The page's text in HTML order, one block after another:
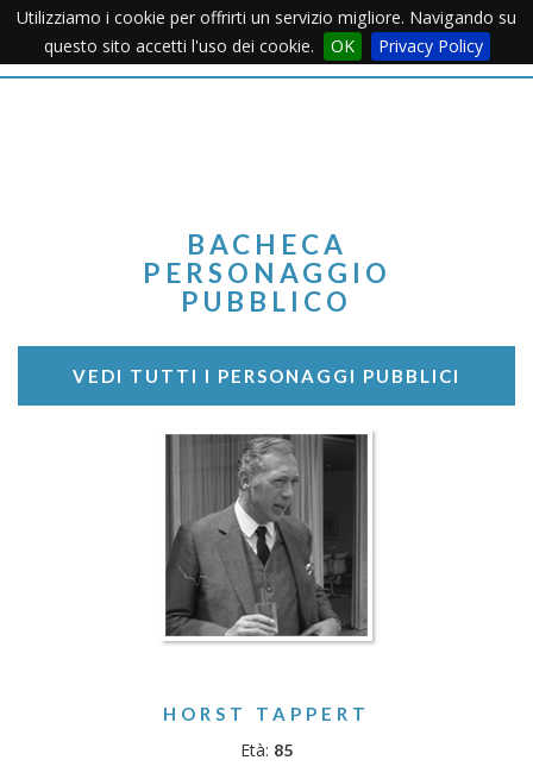
Utilizziamo i cookie per offrirti un servizio migliore. Navigando su
questo sito accetti l'uso dei cookie.
OK Privacy PolicyMenu
BACHECA
PERSONAGGIO
PUBBLICO
VEDI TUTTI I PERSONAGGI PUBBLICI
HORST TAPPERT
Età: 85